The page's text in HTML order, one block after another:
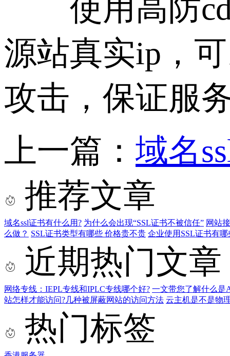
使用高防cdn
源站真实ip，
攻击，保证服
上一篇： 域名
推荐文章
域名ssl证书有什么用? 为什么会出现“SSL证书不被信任” 网站
么做？ SSL证书类型有哪些 价格贵不贵 企业使用SSL证书有
近期热门文章
网络专线：IEPL专线和IPLC专线哪个好? 一文带您了解什么是
站怎样才能访问?几种被屏蔽网站的访问方法 云主机是不是物
热门标签